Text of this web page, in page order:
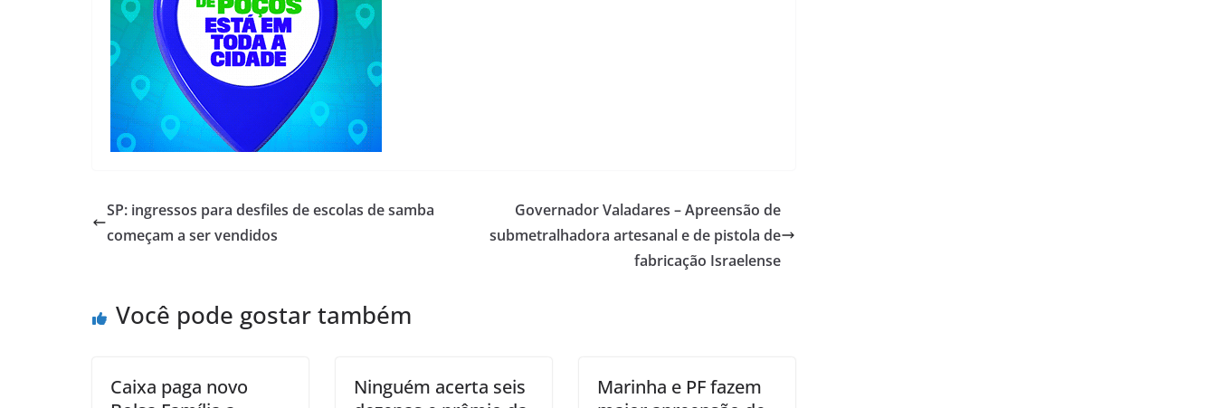
SP: ingressos para desfiles de escolas de samba
começam a ser vendidos
Governador Valadares – Apreensão de
submetralhadora artesanal e de pistola de
fabricação Israelense
Você pode gostar também
Caixa paga novo
Ninguém acerta seis
Marinha e PF fazem